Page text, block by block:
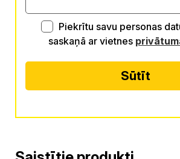
Piekrītu savu personas
saskaņā ar vietnes
Sūtīt